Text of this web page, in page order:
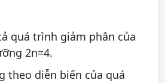
quá trình giảm phân của
2n=4.
theo diễn biến của quá